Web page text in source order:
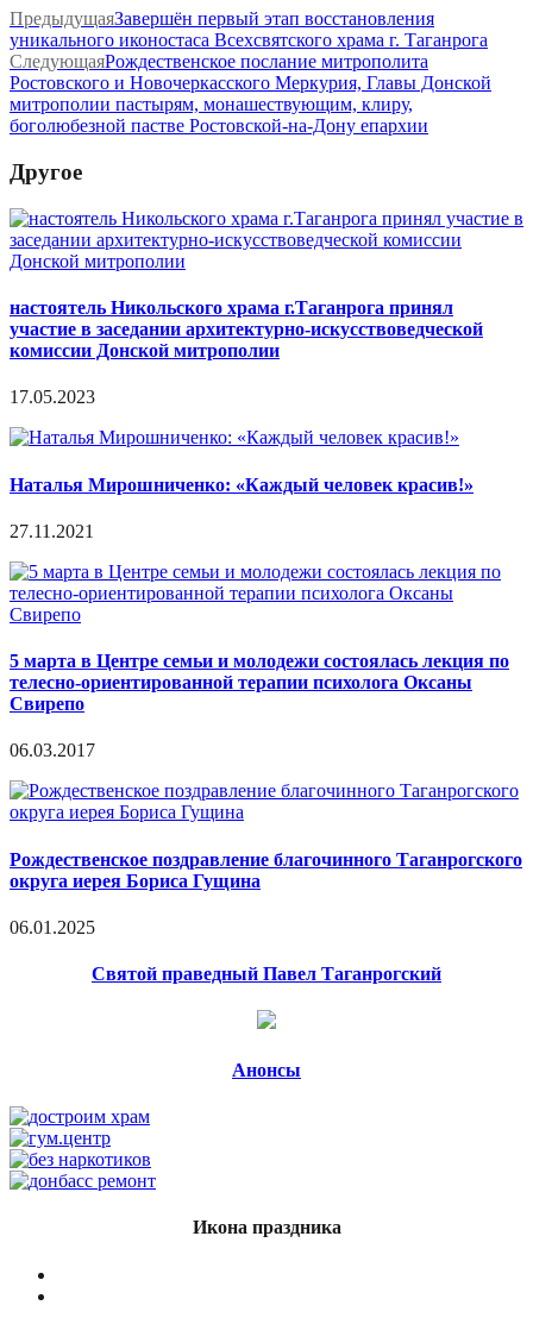
ПредыдущаяЗавершён первый этап восстановления
уникального иконостаса Всехсвятского храма г. Таганрога
СледующаяРождественское послание митрополита
Ростовского и Новочеркасского Меркурия, Главы Донской
митрополии пастырям, монашествующим, клиру,
боголюбезной пастве Ростовской-на-Дону епархии
Другое
настоятель Никольского храма г.Таганрога принял
участие в заседании архитектурно-искусствоведческой
комиссии Донской митрополии
17.05.2023
Наталья Мирошниченко: «Каждый человек красив!»
27.11.2021
5 марта в Центре семьи и молодежи состоялась лекция по
телесно-ориентированной терапии психолога Оксаны
Свирепо
06.03.2017
Рождественское поздравление благочинного Таганрогского
округа иерея Бориса Гущина
06.01.2025
Святой праведный Павел Таганрогский
Анонсы
Икона праздника